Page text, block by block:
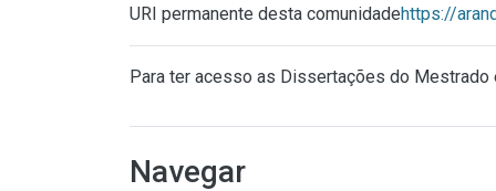
URI permanente desta comunidadehttps://
Para ter acesso as Dissertações do Mestrado
Navegar